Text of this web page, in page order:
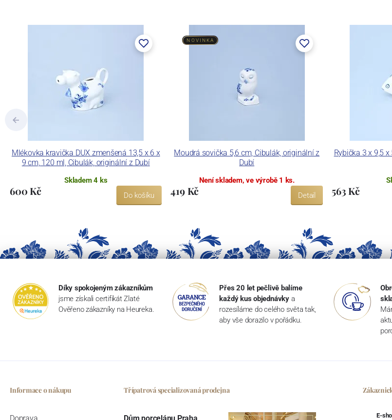
Mlékovka kravička DUX zmenšená 13,5 x 6 x
9 cm, 120 ml, Cibulák, originální z Dubí
Skladem 4 ks
600 Kč Do košíku
Moudrá sovička 5,6 cm, Cibulák, originální z
Dubí
NOVINKA
Není skladem, ve výrobě 1 ks.
419 Kč Detail
Rybička 3 x 9,5
563 Kč
Díky spokojeným zákazníkům
jsme získali certifikát Zlaté
Ověřeno zákazníky na Heureka.
Přes 20 let pečlivě balíme
každý kus objednávky a
rozesíláme do celého světa tak,
aby vše dorazilo v pořádku.
Informace o nákupu
Doprava
Třípatrová specializovaná prodejna
Dům porcelánu Praha E-